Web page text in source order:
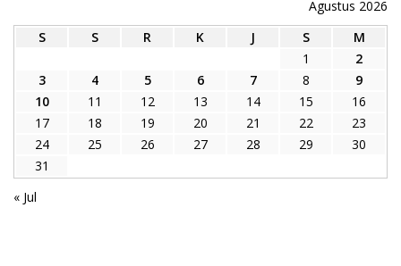
Agustus 2026
S
S R K J S
M
1
2
3
4 5 6 7 8
9
10
11 12 13 14 15
16
17
18 19 20 21 22
23
24
25 26 27 28 29
30
31
« Jul